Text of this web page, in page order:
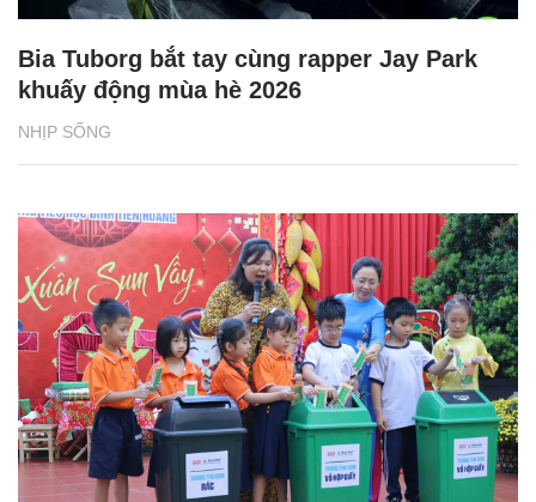
NHỊP SỐNG
Bia Tuborg bắt tay cùng rapper Jay Park
khuấy động mùa hè 2026